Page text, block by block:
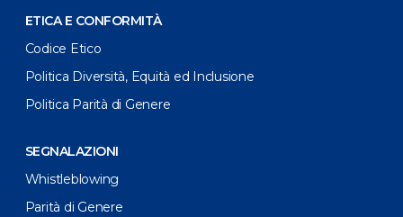
ETICA E CONFORMITÀ
Codice Etico
Politica Diversità, Equità ed Inclusione
Politica Parità di Genere
SEGNALAZIONI
Whistleblowing
Parità di Genere